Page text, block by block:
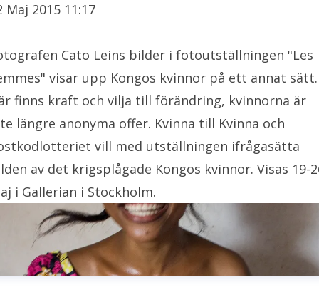
Maj 2015 11:17
Cato Leins bilder i fotoutställningen "Les
visar upp Kongos kvinnor på ett annat sätt.
finns kraft och vilja till förändring, kvinnorna är
längre anonyma offer. Kvinna till Kvinna och
vill med utställningen ifrågasätta
av det krigsplågade Kongos kvinnor. Visas 19-
i Gallerian i Stockholm.